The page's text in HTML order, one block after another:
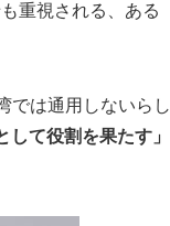
重視される、ある
では通用しないらし
て役割を果たす」